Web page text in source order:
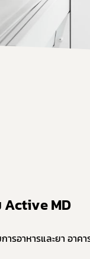
อก
ย์
MD
อาหารและยา อาคา